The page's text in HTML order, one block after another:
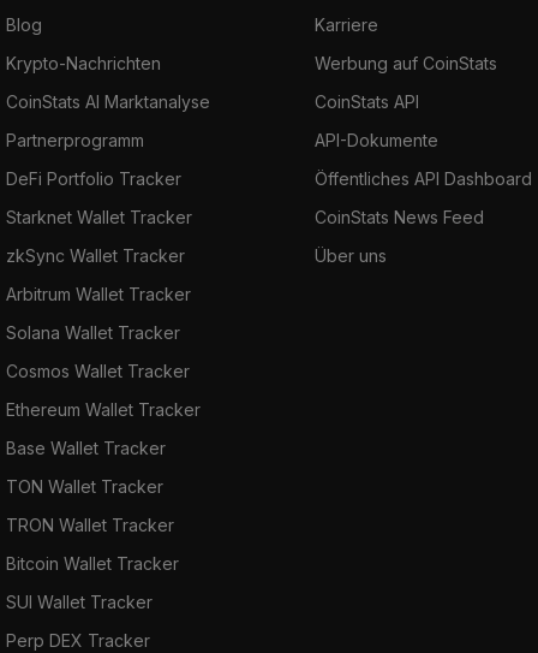
Blog
Krypto-Nachrichten
CoinStats AI Marktanalyse
Partnerprogramm
DeFi Portfolio Tracker
Starknet Wallet Tracker
zkSync Wallet Tracker
Arbitrum Wallet Tracker
Solana Wallet Tracker
Cosmos Wallet Tracker
Ethereum Wallet Tracker
Base Wallet Tracker
TON Wallet Tracker
TRON Wallet Tracker
Bitcoin Wallet Tracker
SUI Wallet Tracker
Perp DEX Tracker
Karriere
Werbung auf CoinStats
CoinStats API
API-Dokumente
Öffentliches API Dashboard
CoinStats News Feed
Über uns